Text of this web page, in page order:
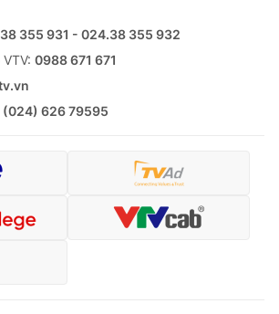
355 931 - 024.38 355 932
0988 671 671
(024) 626 79595